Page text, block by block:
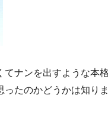
ナンを出すような本
たのかどうかは知り